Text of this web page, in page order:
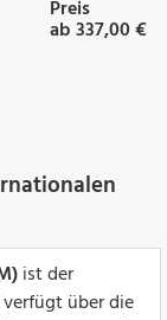
Preis
ab 337,00 €
ist der
über die